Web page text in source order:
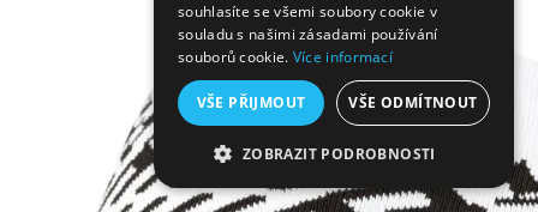
souhlasíte se všemi soubory cookie v
souladu s našimi zásadami používání
souborů cookie. Více informací
VŠE PŘIJMOUT VŠE ODMÍTNOUT
ZOBRAZIT PODROBNOSTI
NEZBYTNĚ NUTNÉ SOUBORY